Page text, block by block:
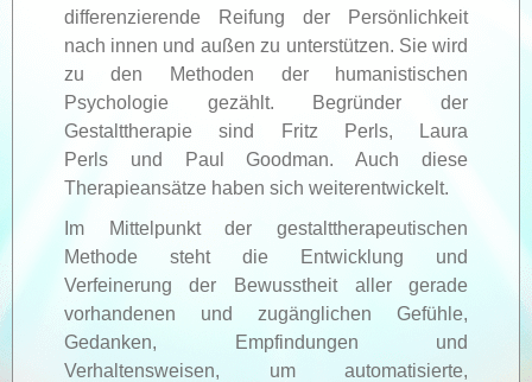
differenzierende Reifung der Persönlichkeit
nach innen und außen zu unterstützen. Sie wird
zu den Methoden der humanistischen
Psychologie gezählt. Begründer der
Gestalttherapie sind Fritz Perls, Laura
Perls und Paul Goodman. Auch diese
Therapieansätze haben sich weiterentwickelt.
Im Mittelpunkt der gestalttherapeutischen
Methode steht die Entwicklung und
Verfeinerung der Bewusstheit aller gerade
vorhandenen und zugänglichen Gefühle,
Gedanken, Empfindungen und
Verhaltensweisen, um automatisierte,